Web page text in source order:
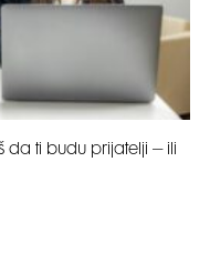
ti budu prijatelji – ili